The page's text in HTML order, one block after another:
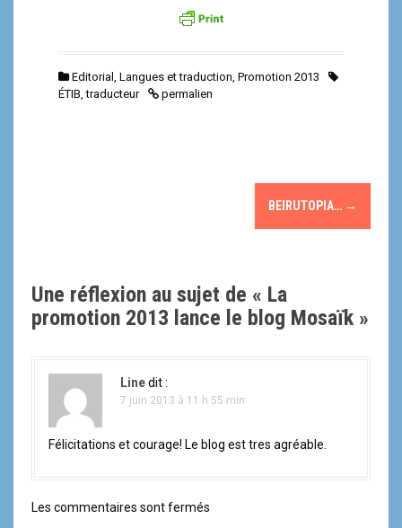
Editorial , Langues et traduction, Promotion 2013
ÉTIB,traducteur permalien
i
g
n
BEIRUTOPIA… →
Une réflexion au sujet de « La
promotion 2013 lance le blog Mosaïk »
Linedit :
7 juin 2013 à 11 h 55 min
Félicitations et courage! Le blog est tres agréable.
Les commentaires sont fermés